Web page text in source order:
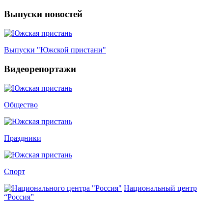
Выпуски новостей
Выпуски "Южской пристани"
Видеорепортажи
Общество
Праздники
Спорт
Национальный центр
“Россия”